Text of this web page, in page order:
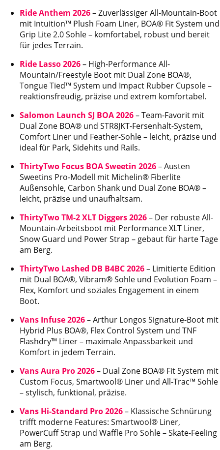
Ride Anthem 2026– Zuverlässiger All-Mountain-Boot
mit Intuition™ Plush Foam Liner, BOA® Fit System und
Grip Lite 2.0 Sohle – komfortabel, robust und bereit
für jedes Terrain.
Ride Lasso 2026– High-Performance All-
Mountain/Freestyle Boot mit Dual Zone BOA®,
Tongue Tied™ System und Impact Rubber Cupsole –
reaktionsfreudig, präzise und extrem komfortabel.
Salomon Launch SJ BOA 2026– Team-Favorit mit
Dual Zone BOA® und STR8JKT-Fersenhalt-System,
Comfort Liner und Feather-Sohle – leicht, präzise und
ideal für Park, Sidehits und Rails.
ThirtyTwo Focus BOA Sweetin 2026– Austen
Sweetins Pro-Modell mit Michelin® Fiberlite
Außensohle, Carbon Shank und Dual Zone BOA® –
leicht, präzise und unaufhaltsam.
ThirtyTwo TM-2 XLT Diggers 2026– Der robuste All-
Mountain-Arbeitsboot mit Performance XLT Liner,
Snow Guard und Power Strap – gebaut für harte Tage
am Berg.
ThirtyTwo Lashed DB B4BC 2026– Limitierte Edition
mit Dual BOA®, Vibram® Sohle und Evolution Foam –
Flex, Komfort und soziales Engagement in einem
Boot.
Vans Infuse 2026– Arthur Longos Signature-Boot mit
Hybrid Plus BOA®, Flex Control System und TNF
Flashdry™ Liner – maximale Anpassbarkeit und
Komfort in jedem Terrain.
Vans Aura Pro 2026– Dual Zone BOA® Fit System mit
Custom Focus, Smartwool® Liner und All-Trac™ Sohle
– stylisch, funktional, präzise.
Vans Hi-Standard Pro 2026– Klassische Schnürung
trifft moderne Features: Smartwool® Liner,
PowerCuff Strap und Waffle Pro Sohle – Skate-Feeling
am Berg.